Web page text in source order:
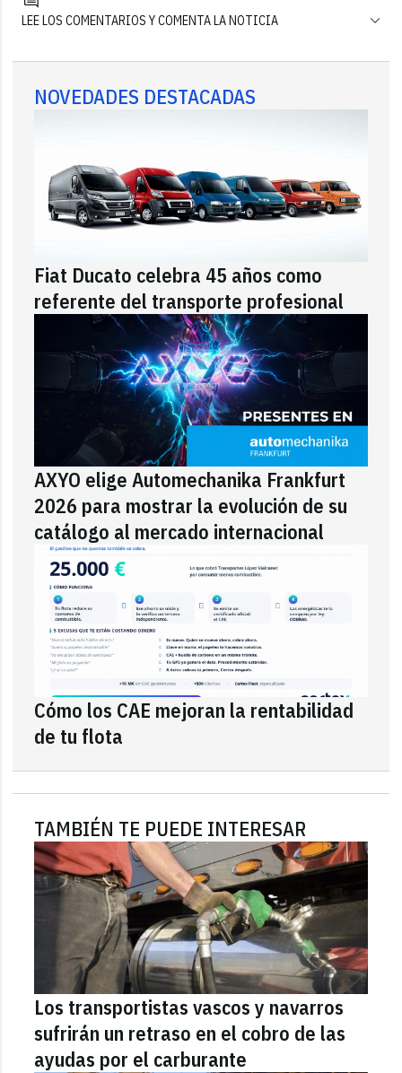
LEE LOS COMENTARIOS Y COMENTA LA NOTICIA
NOVEDADES DESTACADAS
Fiat Ducato celebra 45 años como
referente del transporte profesional
AXYO elige Automechanika Frankfurt
2026 para mostrar la evolución de su
catálogo al mercado internacional
Cómo los CAE mejoran la rentabilidad
de tu flota
TAMBIÉN TE PUEDE INTERESAR
Los transportistas vascos y navarros
sufrirán un retraso en el cobro de las
ayudas por el carburante